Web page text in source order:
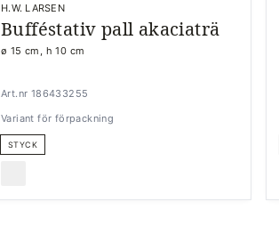
H.W. LARSEN
Bufféstativ pall akaciaträ
ø 15 cm, h 10 cm
Art.nr 186433255
Variant för förpackning
STYCK